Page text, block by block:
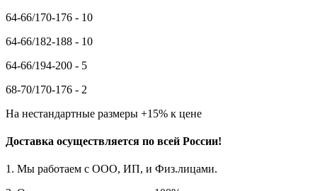
64-66/170-176 - 10
64-66/182-188 - 10
64-66/194-200 - 5
68-70/170-176 - 2
На нестандартные размеры +15% к цене
Доставка осуществляется по всей России!
1. Мы работаем с ООО, ИП, и Физ.лицами.